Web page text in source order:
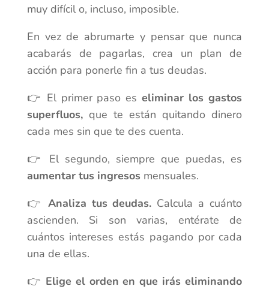
muy difícil o, incluso, imposible.
En vez de abrumarte y pensar que nunca
acabarás de pagarlas, crea un plan de
acción para ponerle fin a tus deudas.
👉 El primer paso eseliminar los gastos
superfluos, que te están quitando dinero
cada mes sin que te des cuenta.
👉 El segundo, siempre que puedas, es
aumentar tus ingresos mensuales.
👉 Analiza tus deudas. Calcula a cuánto
ascienden. Si son varias, entérate de
cuántos intereses estás pagando por cada
una de ellas.
👉 Elige el orden en que irás eliminando